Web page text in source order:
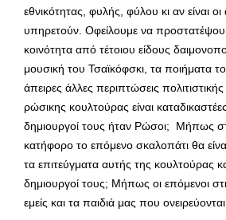
εθνικότητας, φυλής, φύλου κι αν είναι
υπηρετούν. Οφείλουμε να
κοινότητα από τέτοιου είδους
μουσική του Τσαϊκόφσκι, τα ποιήματα
άπειρες άλλες περιπτώσεις
ρώσικης κουλτούρας είναι
δημιουργοί τους ήταν Ρώσοι; Μήπως
κατήφορο το επόμενο σκαλοπάτι θα
τα επιτεύγματα αυτής της κουλτούρας και
δημιουργοί τους; Μήπως οι επόμενοι
εμείς και τα παιδιά μας που